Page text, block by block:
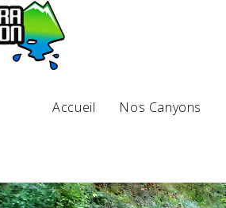
Accueil Nos Canyons